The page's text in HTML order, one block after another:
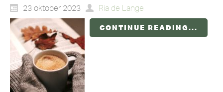
23 oktober 2023 Ria de Lange
CONTINUE READING...